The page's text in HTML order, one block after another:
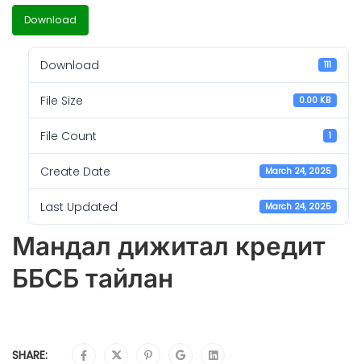
Download
Download 111
File Size 0.00 KB
File Count 1
Create Date March 24, 2025
Last Updated March 24, 2025
Мандал дижитал кредит
ББСБ тайлан
SHARE: